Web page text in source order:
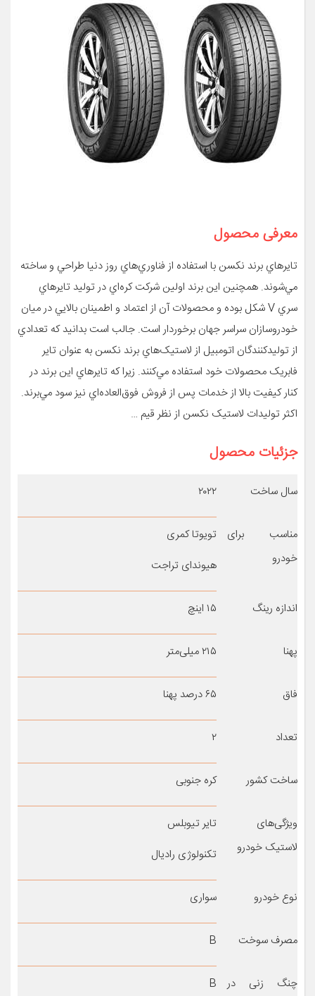
معرفی محصول
تايرهاي برند نکسن با استفاده از فناوري‌هاي روز دنيا طراحي و ساخته
مي‌شوند. همچنين اين برند اولين شرکت کره‌اي در توليد تايرهاي
سري V شکل بوده و محصولات آن از اعتماد و اطمينان بالايي در ميان
خودروسازان سراسر جهان برخوردار است. جالب است بدانيد که تعدادي
از توليدکنندگان اتومبيل از لاستيک‌هاي برند نکسن به عنوان تاير
فابريک محصولات خود استفاده مي‌کنند. زيرا که تايرهاي اين برند در
کنار کيفيت بالا از خدمات پس از فروش فوق‌العاده‌اي نيز سود مي‌برند.
اکثر توليدات لاستيک نکسن از نظر قيم …
جزئیات محصول
سال ساخت ۲۰۲۲
مناسب برای
خودرو
تویوتا کمری
هیوندای تراجت
اندازه رینگ ۱۵ اینچ
پهنا ۲۱۵ میلی‌متر
فاق ۶۵ درصد پهنا
تعداد ۲
ساخت کشور کره جنوبی
ویژگی‌های
لاستیک خودرو
تایر تیوبلس
تکنولوژی رادیال
نوع خودرو سواری
مصرف سوخت B
چنگ زنی در
B